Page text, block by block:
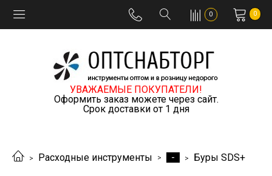
0 0
УВАЖАЕМЫЕ ПОКУПАТЕЛИ!
Оформить заказ можете через сайт.
Срок доставки от 1 дня
Расходные инструменты - Буры SDS+